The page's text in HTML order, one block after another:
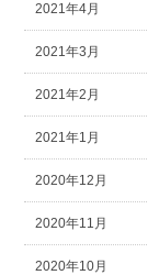
2021年4月
2021年3月
2021年2月
2021年1月
2020年12月
2020年11月
2020年10月